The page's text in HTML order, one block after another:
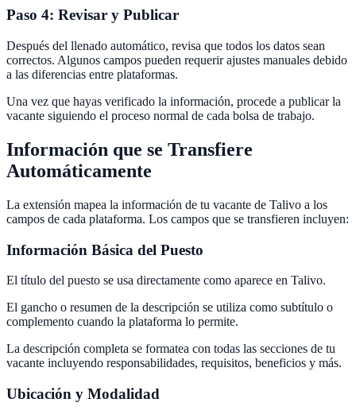
Paso 4: Revisar y Publicar
Después del llenado automático, revisa que todos los datos sean
correctos. Algunos campos pueden requerir ajustes manuales debido
a las diferencias entre plataformas.
Una vez que hayas verificado la información, procede a publicar la
vacante siguiendo el proceso normal de cada bolsa de trabajo.
Información que se Transfiere
Automáticamente
La extensión mapea la información de tu vacante de Talivo a los
campos de cada plataforma. Los campos que se transfieren incluyen:
Información Básica del Puesto
El título del puesto se usa directamente como aparece en Talivo.
El gancho o resumen de la descripción se utiliza como subtítulo o
complemento cuando la plataforma lo permite.
La descripción completa se formatea con todas las secciones de tu
vacante incluyendo responsabilidades, requisitos, beneficios y más.
Ubicación y Modalidad